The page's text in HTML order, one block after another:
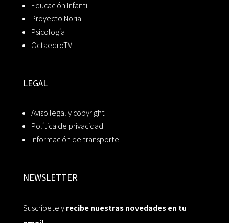
Educación Infantil
Proyecto Noria
Psicología
OctaedroTV
LEGAL
Aviso legal y copyright
Política de privacidad
Información de transporte
NEWSLETTER
Suscríbete yrecibe nuestras novedades en tu